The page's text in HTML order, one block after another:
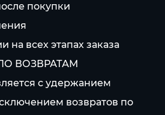
покупки
на всех этапах заказа
ВОЗВРАТАМ
с удержанием
возвратов по